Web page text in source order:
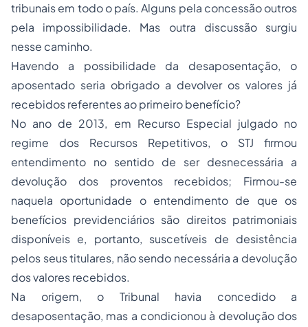
tribunais em todo o país. Alguns pela concessão outros
pela impossibilidade. Mas outra discussão surgiu
nesse caminho.
Havendo a possibilidade da desaposentação, o
aposentado seria obrigado a devolver os valores já
recebidos referentes ao primeiro benefício?
No ano de 2013, em Recurso Especial julgado no
regime dos Recursos Repetitivos, o STJ firmou
entendimento no sentido de ser desnecessária a
devolução dos proventos recebidos; Firmou-se
naquela oportunidade o entendimento de que os
benefícios previdenciários são direitos patrimoniais
disponíveis e, portanto, suscetíveis de desistência
pelos seus titulares, não sendo necessária a devolução
dos valores recebidos.
Na origem, o Tribunal havia concedido a
desaposentação, mas a condicionou à devolução dos